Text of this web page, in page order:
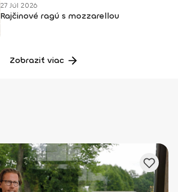
27 Júl 2026
Rajčinové ragú s mozzarellou
Zobraziť viac